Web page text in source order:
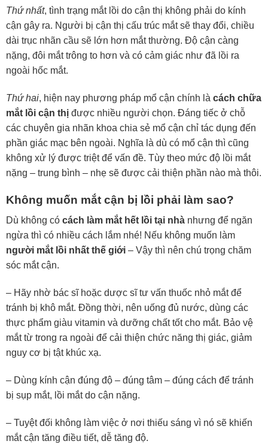
Thứ nhất, tình trạng mắt lồi do cận thị không phải do kính
cận gây ra. Người bị cận thị cấu trúc mắt sẽ thay đổi, chiều
dài trục nhãn cầu sẽ lớn hơn mắt thường. Độ cận càng
nặng, đôi mắt trông to hơn và có cảm giác như đã lồi ra
ngoài hốc mắt.
Thứ hai, hiện nay phương pháp mổ cận chính là cách chữa
mắt lồi cận thịđược nhiều người chọn. Đáng tiếc ở chỗ
các chuyên gia nhãn khoa chia sẻ mổ cận chỉ tác dụng đến
phần giác mạc bên ngoài. Nghĩa là dù có mổ cận thì cũng
không xử lý được triệt để vấn đề. Tùy theo mức độ lồi mắt
nặng – trung bình – nhẹ sẽ được cải thiện phần nào mà thôi.
Không muốn mắt cận bị lồi phải làm sao?
Dù không có cách làm mắt hết lồi tại nhànhưng để ngăn
ngừa thì có nhiều cách lắm nhé! Nếu không muốn làm
người mắt lồi nhất thế giới– Vậy thì nên chú trọng chăm
sóc mắt cận.
– Hãy nhờ bác sĩ hoặc dược sĩ tư vấn thuốc nhỏ mắt để
tránh bị khô mắt. Đồng thời, nên uống đủ nước, dùng các
thực phẩm giàu vitamin và dưỡng chất tốt cho mắt. Bảo vệ
mắt từ trong ra ngoài để cải thiện chức năng thị giác, giảm
nguy cơ bị tật khúc xạ.
– Dùng kính cận đúng độ – đúng tâm – đúng cách để tránh
bị sụp mắt, lồi mắt do cận nặng.
– Tuyệt đối không làm việc ở nơi thiếu sáng vì nó sẽ khiến
mắt cận tăng điều tiết, dễ tăng độ.